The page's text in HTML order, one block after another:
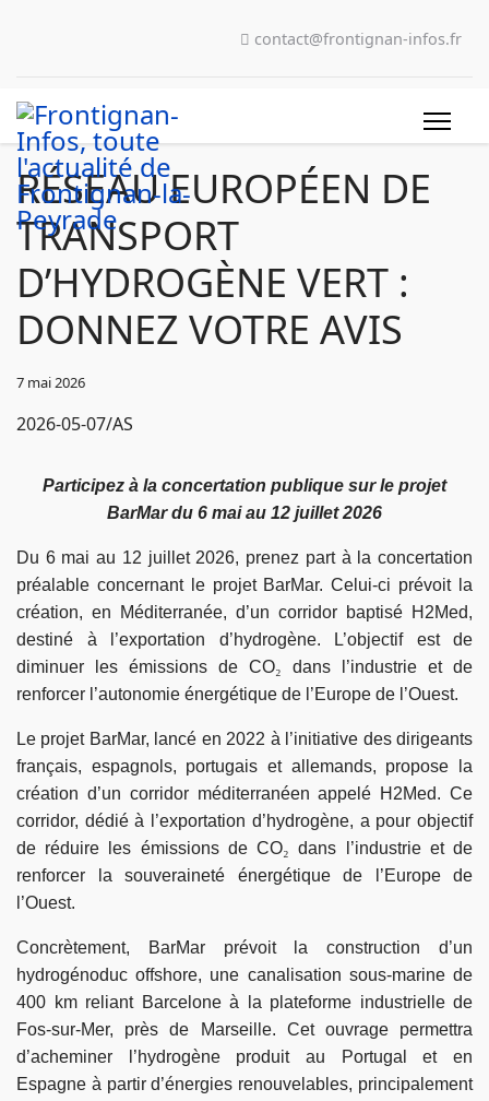
contact@frontignan-infos.fr
RÉSEAU EUROPÉEN DE
TRANSPORT
D’HYDROGÈNE VERT :
DONNEZ VOTRE AVIS
7 mai 2026
2026-05-07/AS
Participez à la concertation publique sur le projet
BarMar du 6 mai au 12 juillet 2026
Du 6 mai au 12 juillet 2026, prenez part à la concertation
préalable concernant le projet BarMar. Celui-ci prévoit la
création, en Méditerranée, d’un corridor baptisé H2Med,
destiné à l’exportation d’hydrogène. L’objectif est de
diminuer les émissions de CO₂ dans l’industrie et de
renforcer l’autonomie énergétique de l’Europe de l’Ouest.
Le projet BarMar, lancé en 2022 à l’initiative des dirigeants
français, espagnols, portugais et allemands, propose la
création d’un corridor méditerranéen appelé H2Med. Ce
corridor, dédié à l’exportation d’hydrogène, a pour objectif
de réduire les émissions de CO₂ dans l’industrie et de
renforcer la souveraineté énergétique de l’Europe de
l’Ouest.
Concrètement, BarMar prévoit la construction d’un
hydrogénoduc offshore, une canalisation sous-marine de
400 km reliant Barcelone à la plateforme industrielle de
Fos-sur-Mer, près de Marseille. Cet ouvrage permettra
d’acheminer l’hydrogène produit au Portugal et en
Espagne à partir d’énergies renouvelables, principalement